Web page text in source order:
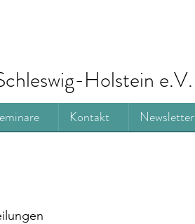
Kontakt Newsletter
Holstein e.V.